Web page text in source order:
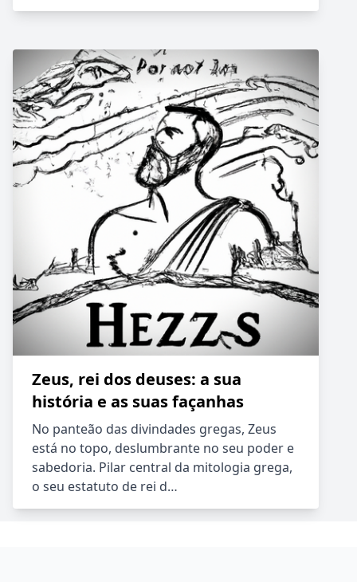
Zeus, rei dos deuses: a sua
história e as suas façanhas
No panteão das divindades gregas, Zeus
está no topo, deslumbrante no seu poder e
sabedoria. Pilar central da mitologia grega,
o seu estatuto de rei d…